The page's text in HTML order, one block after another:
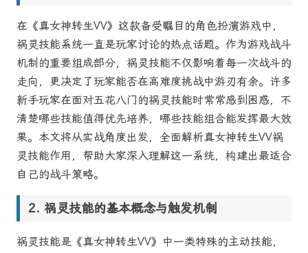
在《真女神转生VV》这款备受瞩目的角色扮演游戏中，
祸灵技能系统一直是玩家讨论的热点话题。作为游戏战斗
机制的重要组成部分，祸灵技能不仅影响着每一次战斗的
走向，更决定了玩家能否在高难度挑战中游刃有余。许多
新手玩家在面对五花八门的祸灵技能时常常感到困惑，不
清楚哪些技能值得优先培养，哪些技能组合能发挥最大效
果。本文将从实战角度出发，全面解析真女神转生VV祸
灵技能作用，帮助大家深入理解这一系统，构建出最适合
自己的战斗策略。
祸灵技能的基本概念与触发机制
祸灵技能是《真女神转生VV》中一类特殊的主动技能，